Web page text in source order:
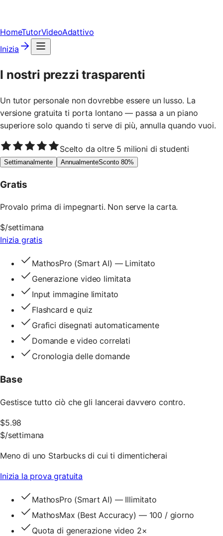
HomeTutorVideoAdattivo
Inizia
I nostri prezzi trasparenti
Un tutor personale non dovrebbe essere un lusso. La
versione gratuita ti porta lontano — passa a un piano
superiore solo quando ti serve di più, annulla quando vuoi.
Scelto da oltre 5 milioni di studenti
Settimanalmente AnnualmenteSconto 80%
Gratis
Provalo prima di impegnarti. Non serve la carta.
$/settimana
Inizia gratis
MathosPro (Smart AI) — Limitato
Generazione video limitata
Input immagine limitato
Flashcard e quiz
Grafici disegnati automaticamente
Domande e video correlati
Cronologia delle domande
Base
Gestisce tutto ciò che gli lancerai davvero contro.
$5.98
$/settimana
Meno di uno Starbucks di cui ti dimenticherai
Inizia la prova gratuita
MathosPro (Smart AI) — Illimitato
MathosMax (Best Accuracy) — 100 / giorno
Quota di generazione video 2×